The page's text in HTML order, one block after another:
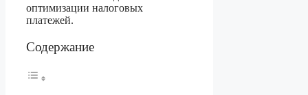
оптимизации налоговых
платежей.
Содержание